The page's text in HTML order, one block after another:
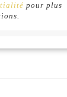
pour plus